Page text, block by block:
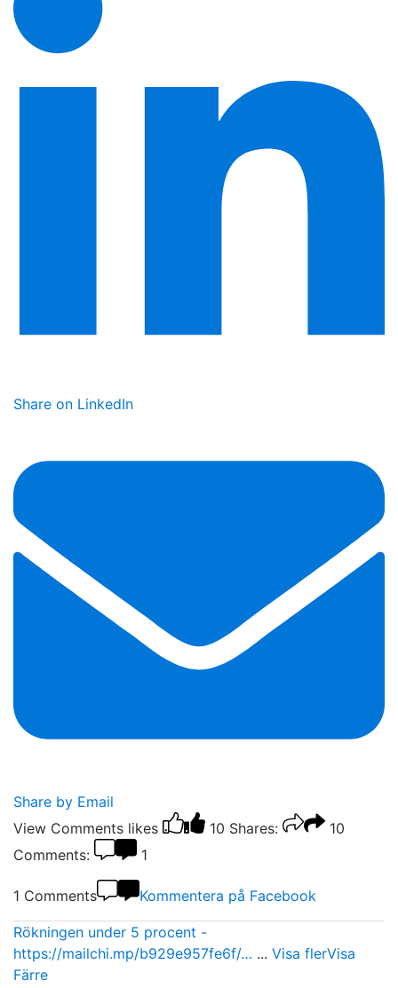
Share on LinkedIn
Share by Email
View Comments likes 10 Shares:
10
Comments:
1
1 Comments Kommentera på Facebook
Rökningen under 5 procent -
https://mailchi.mp/b929e957fe6f/… ... Visa flerVisa
Färre